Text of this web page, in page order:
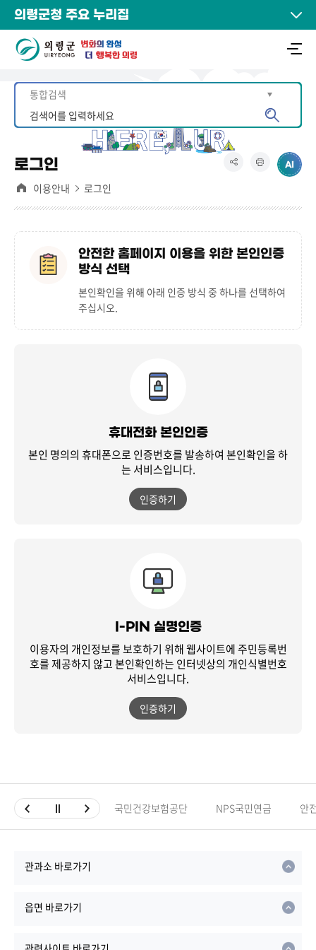
의령군청 주요 누리집
로그인
이용안내 로그인
안전한 홈페이지 이용을 위한 본인인증
방식 선택
본인확인을 위해 아래 인증 방식 중 하나를 선택하여
주십시오.
휴대전화 본인인증
본인 명의의 휴대폰으로 인증번호를 발송하여 본인확인을 하
는 서비스입니다.
인증하기
I-PIN 실명인증
이용자의 개인정보를 보호하기 위해 웹사이트에 주민등록번
호를 제공하지 않고본인확인하는 인터넷상의 개인식별번호
서비스입니다.
인증하기
국민건강보험공단 NPS국민연금 안
관과소 바로가기
읍면 바로가기